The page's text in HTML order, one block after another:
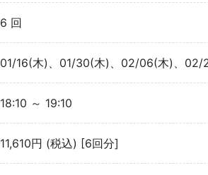
6 回
01/16(木)、01/30(木)、02/06(木)、
18:10 ～ 19:10
11,610円 (税込) [6回分]